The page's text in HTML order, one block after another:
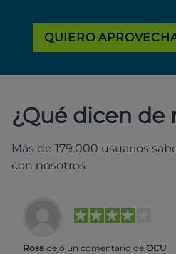
QUIERO
¿Qué dicen de
Más de 179.000 usuarios
con nosotros
Rosa dejó un comentario de OCU